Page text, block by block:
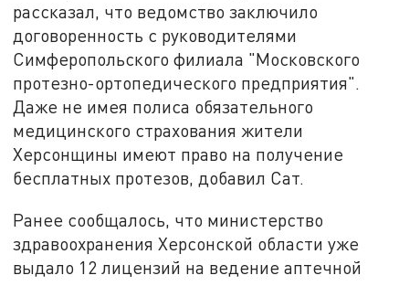
рассказал, что ведомство заключило
договоренность с руководителями
Симферопольского филиала "Московского
протезно-ортопедического предприятия".
Даже не имея полиса обязательного
медицинского страхования жители
Херсонщины имеют право на получение
бесплатных протезов, добавил Сат.
Ранее сообщалось, что министерство
здравоохранения Херсонской области уже
выдало 12 лицензий на ведение аптечной